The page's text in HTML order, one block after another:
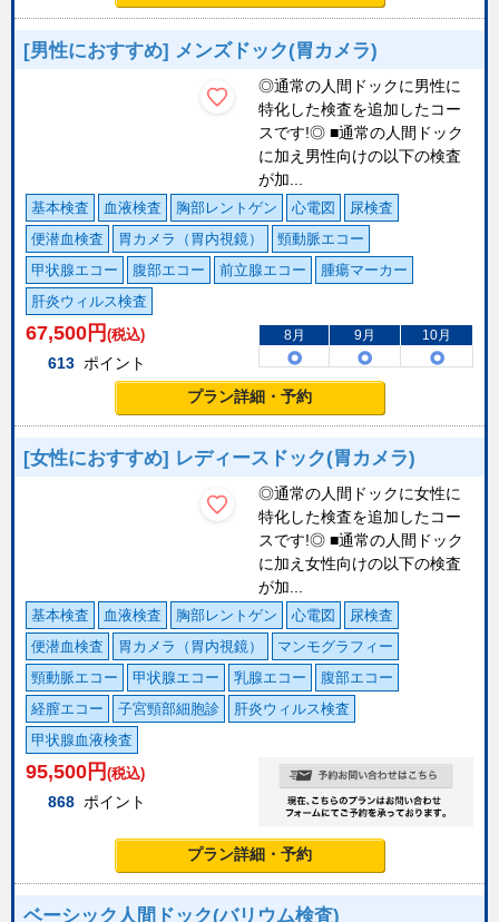
[男性におすすめ] メンズドック(胃カメラ)
◎通常の人間ドックに男性に
特化した検査を追加したコー
スです!◎ ■通常の人間ドック
に加え男性向けの以下の検査
が加...
基本検査 血液検査 胸部レントゲン 心電図
尿検査
便潜血検査
胃カメラ（胃内視鏡）
頸動脈エコー
甲状腺エコー
腹部エコー 前立腺エコー
腫瘍マーカー
肝炎ウィルス検査
67,500 円 (税込)
613 ポイント
8月 9月 10月
プラン詳細・予約
[女性におすすめ] レディースドック(胃カメラ)
◎通常の人間ドックに女性に
特化した検査を追加したコー
スです!◎ ■通常の人間ドック
に加え女性向けの以下の検査
が加...
基本検査 血液検査 胸部レントゲン 心電図
尿検査
便潜血検査
胃カメラ（胃内視鏡）
マンモグラフィー
頸動脈エコー
甲状腺エコー 乳腺エコー
腹部エコー
経膣エコー
子宮頸部細胞診
肝炎ウィルス検査
甲状腺血液検査
95,500 円 (税込)
868 ポイント
プラン詳細・予約
ベーシック人間ドック(バリウム検査)